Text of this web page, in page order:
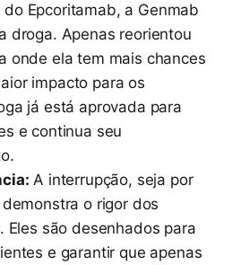
do Epcoritamab, a Genmab
droga. Apenas reorientou
onde ela tem mais chances
impacto para os
já está aprovada para
e continua seu
A interrupção, seja por
o rigor dos
Eles são desenhados para
e garantir que apenas